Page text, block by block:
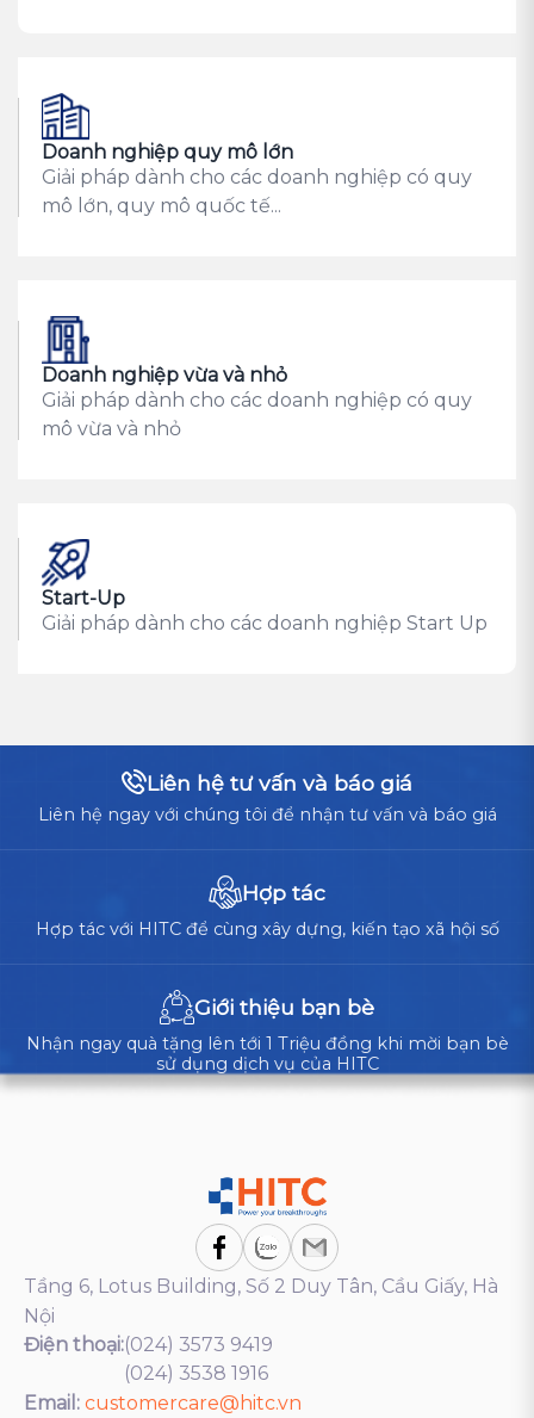
Doanh nghiệp quy mô lớn
Giải pháp dành cho các doanh nghiệp có quy
mô lớn, quy mô quốc tế...
Doanh nghiệp vừa và nhỏ
Giải pháp dành cho các doanh nghiệp có quy
mô vừa và nhỏ
Start-Up
Giải pháp dành cho các doanh nghiệp Start Up
Liên hệ tư vấn và báo giá
Liên hệ ngay với chúng tôi để nhận tư vấn và báo giá
Hợp tác
Hợp tác với HITC để cùng xây dựng, kiến tạo xã hội số
Giới thiệu bạn bè
Nhận ngay quà tặng lên tới 1 Triệu đồng khi mời bạn bè
sử dụng dịch vụ của HITC
Tầng 6, Lotus Building, Số 2 Duy Tân, Cầu Giấy, Hà
Nội
Điện thoại:(024) 3573 9419
(024) 3538 1916
Email: customercare@hitc.vn